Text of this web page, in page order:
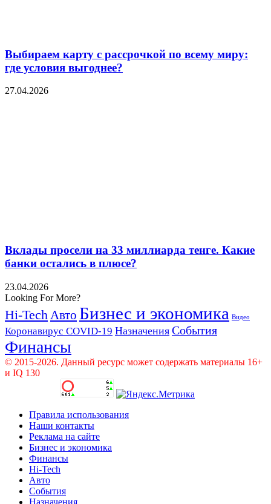
Выбираем карту с рассрочкой по всему миру:
где условия выгоднее?
27.04.2026
Вклады просели на 33 миллиарда тенге. Какие
банки остались в плюсе?
23.04.2026
Looking For More?
Hi-Tech Авто Бизнес и экономика Видео
Коронавирус COVID-19 Назначения События
Финансы
© 2015-2026. Данный ресурс может содержать материалы 16+
и IQ 130
Правила использования
Наши контакты
Реклама на сайте
Бизнес и экономика
Финансы
Hi-Tech
Авто
События
Назначения